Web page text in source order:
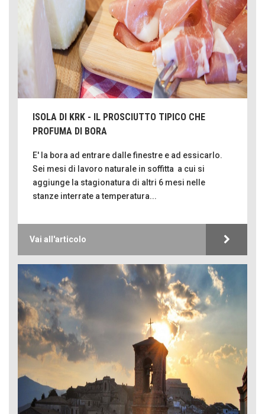
ISOLA DI KRK - IL PROSCIUTTO TIPICO CHE
PROFUMA DI BORA
E' la bora ad entrare dalle finestre e ad essicarlo.
Sei mesi di lavoro naturale in soffitta a cui si
aggiunge la stagionatura di altri 6 mesi nelle
stanze interrate a temperatura...
Vai all'articolo